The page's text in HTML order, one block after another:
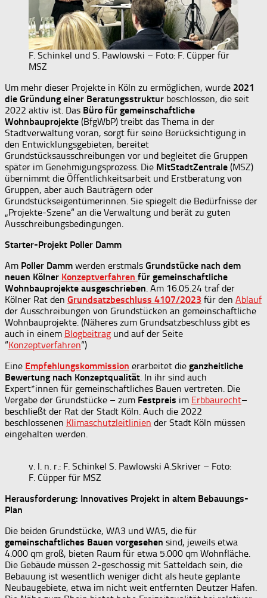
F. Schinkel und S. Pawlowski – Foto: F. Cüpper für
MSZ
Um mehr dieser Projekte in Köln zu ermöglichen, wurde 2021
die Gründung einer Beratungsstruktur beschlossen, die seit
2022 aktiv ist. Das Büro für gemeinschaftliche
Wohnbauprojekte (BfgWbP) treibt das Thema in der
Stadtverwaltung voran, sorgt für seine Berücksichtigung in
den Entwicklungsgebieten, bereitet
Grundstücksausschreibungen vor und begleitet die Gruppen
später im Genehmigungsprozess. Die MitStadtZentrale (MSZ)
übernimmt die Öffentlichkeitsarbeit und Erstberatung von
Gruppen, aber auch Bauträgern oder
Grundstückseigentümerinnen. Sie spiegelt die Bedürfnisse der
„Projekte-Szene“ an die Verwaltung und berät zu guten
Ausschreibungsbedingungen.
Starter-Projekt Poller Damm
Am Poller Damm werden erstmals Grundstücke nach dem
neuen Kölner Konzeptverfahren für gemeinschaftliche
Wohnbauprojekte ausgeschrieben. Am 16.05.24 traf der
Kölner Rat den Grundsatzbeschluss 4107/2023 für den Ablauf
der Ausschreibungen von Grundstücken an gemeinschaftliche
Wohnbauprojekte. (Näheres zum Grundsatzbeschluss gibt es
auch in einem Blogbeitrag und auf der Seite
“Konzeptverfahren“)
Eine Empfehlungskommission erarbeitet die ganzheitliche
Bewertung nach Konzeptqualität. In ihr sind auch
Expert*innen für gemeinschaftliches Bauen vertreten. Die
Vergabe der Grundstücke – zum Festpreis im Erbbaurecht–
beschließt der Rat der Stadt Köln. Auch die 2022
beschlossenen Klimaschutzleitlinien der Stadt Köln müssen
eingehalten werden.
v. l. n. r.: F. Schinkel S. Pawlowski A.Skriver – Foto:
F. Cüpper für MSZ
Herausforderung: Innovatives Projekt in altem Bebauungs-
Plan
Die beiden Grundstücke, WA3 und WA5, die für
gemeinschaftliches Bauen vorgesehen sind, jeweils etwa
4.000 qm groß, bieten Raum für etwa 5.000 qm Wohnfläche.
Die Gebäude müssen 2-geschossig mit Satteldach sein, die
Bebauung ist wesentlich weniger dicht als heute geplante
Neubaugebiete, etwa im nicht weit entfernten Deutzer Hafen.